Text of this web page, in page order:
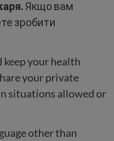
Якщо вам
зробити
keep your health
your private
situations allowed or
other than